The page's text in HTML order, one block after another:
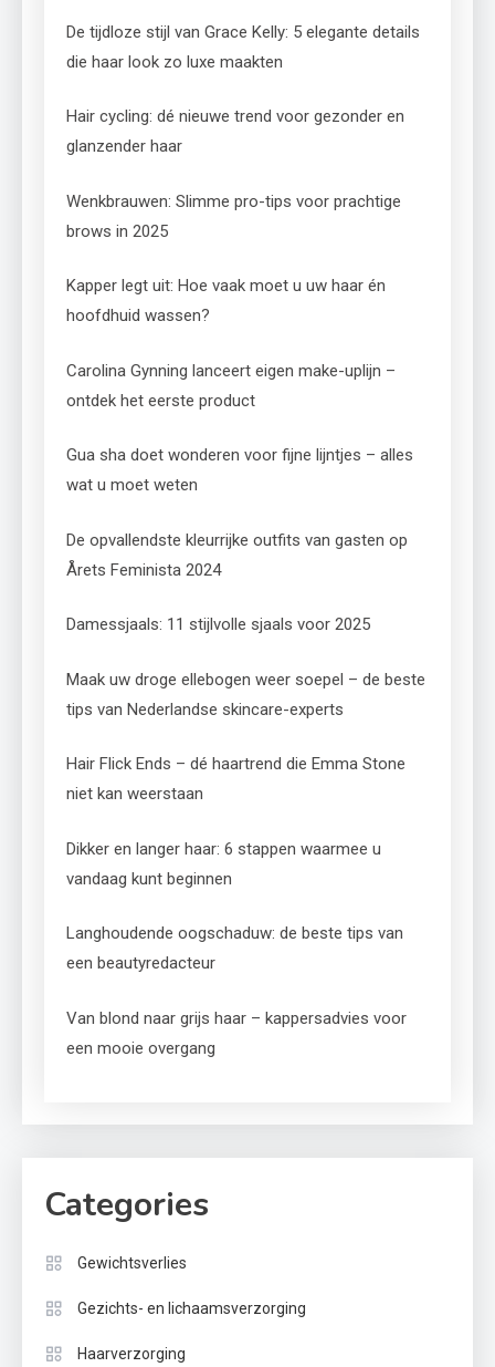
De tijdloze stijl van Grace Kelly: 5 elegante details
die haar look zo luxe maakten
Hair cycling: dé nieuwe trend voor gezonder en
glanzender haar
Wenkbrauwen: Slimme pro-tips voor prachtige
brows in 2025
Kapper legt uit: Hoe vaak moet u uw haar én
hoofdhuid wassen?
Carolina Gynning lanceert eigen make-uplijn –
ontdek het eerste product
Gua sha doet wonderen voor fijne lijntjes – alles
wat u moet weten
De opvallendste kleurrijke outfits van gasten op
Årets Feminista 2024
Damessjaals: 11 stijlvolle sjaals voor 2025
Maak uw droge ellebogen weer soepel – de beste
tips van Nederlandse skincare-experts
Hair Flick Ends – dé haartrend die Emma Stone
niet kan weerstaan
Dikker en langer haar: 6 stappen waarmee u
vandaag kunt beginnen
Langhoudende oogschaduw: de beste tips van
een beautyredacteur
Van blond naar grijs haar – kappersadvies voor
een mooie overgang
Categories
Gewichtsverlies
Gezichts- en lichaamsverzorging
Haarverzorging